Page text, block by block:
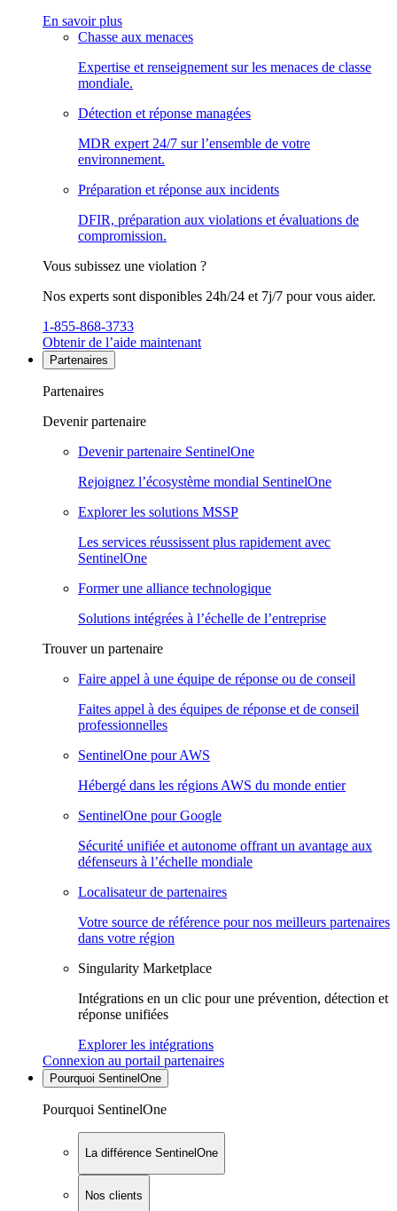
En savoir plus
Chasse aux menaces
Expertise et renseignement sur les menaces de classe
mondiale.
Détection et réponse managées
MDR expert 24/7 sur l’ensemble de votre
environnement.
Préparation et réponse aux incidents
DFIR, préparation aux violations et évaluations de
compromission.
Vous subissez une violation ?
Nos experts sont disponibles 24h/24 et 7j/7 pour vous aider.
1-855-868-3733
Obtenir de l’aide maintenant
Partenaires
Partenaires
Devenir partenaire
Devenir partenaire SentinelOne
Rejoignez l’écosystème mondial SentinelOne
Explorer les solutions MSSP
Les services réussissent plus rapidement avec
SentinelOne
Former une alliance technologique
Solutions intégrées à l’échelle de l’entreprise
Trouver un partenaire
Faire appel à une équipe de réponse ou de conseil
Faites appel à des équipes de réponse et de conseil
professionnelles
SentinelOne pour AWS
Hébergé dans les régions AWS du monde entier
SentinelOne pour Google
Sécurité unifiée et autonome offrant un avantage aux
défenseurs à l’échelle mondiale
Localisateur de partenaires
Votre source de référence pour nos meilleurs partenaires
dans votre région
Singularity Marketplace
Intégrations en un clic pour une prévention, détection et
réponse unifiées
Explorer les intégrations
Connexion au portail partenaires
Pourquoi SentinelOne
Pourquoi SentinelOne
La différence SentinelOne
Nos clients